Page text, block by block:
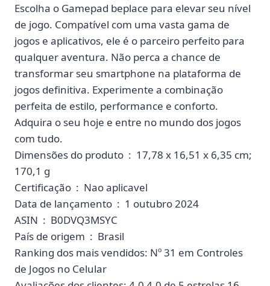
Escolha o Gamepad beplace para elevar seu nível
de jogo. Compatível com uma vasta gama de
jogos e aplicativos, ele é o parceiro perfeito para
qualquer aventura. Não perca a chance de
transformar seu smartphone na plataforma de
jogos definitiva. Experimente a combinação
perfeita de estilo, performance e conforto.
Adquira o seu hoje e entre no mundo dos jogos
com tudo.
Dimensões do produto ‏ : ‎ 17,78 x 16,51 x 6,35 cm;
170,1 g
Certificação ‏ : ‎ Nao aplicavel
Data de lançamento ‏ : ‎ 1 outubro 2024
ASIN ‏ : ‎ B0DVQ3MSYC
País de origem ‏ : ‎ Brasil
Ranking dos mais vendidos: Nº 31 em Controles
de Jogos no Celular